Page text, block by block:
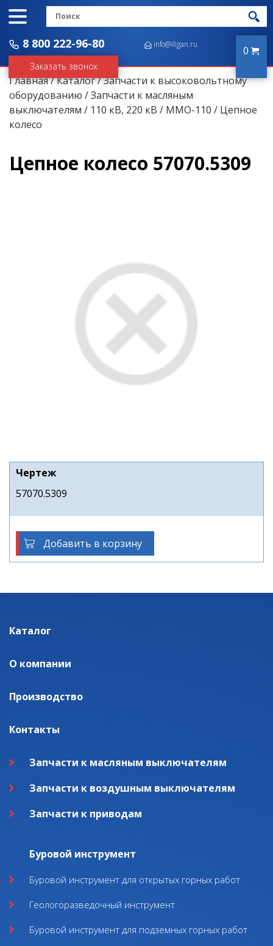
8 800 222-96-80
Заказать звонок
info@iligan.ru 0
Главная/Каталог/Запчасти к высоковольтному
оборудованию /Запчасти к масляным
выключателям / 110 кВ, 220 кВ / ММО-110 / Цепное
колесо
Цепное колесо 57070.5309
Чертеж
57070.5309
Добавить в корзину
Каталог
О компании
Производство
Контакты
Запчасти к масляным выключателям
Запчасти к воздушным выключателям
Запчасти к приводам
Буровой инструмент
Буровой инструмент для открытых горных работ
Геологоразведочный инструмент
Буровой инструмент для подземных горных работ